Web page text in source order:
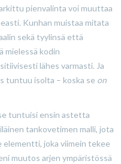
pienvalinta voi muuttaa
Kunhan muistaa mitata
sekä tyylinsä että
mielessä kodin
lähes varmasti. Ja
tuntuu isolta – koska se on
tuntuisi ensin astetta
tankovetimen malli, jota
elementti, joka viimein tekee
muutos arjen ympäristössä